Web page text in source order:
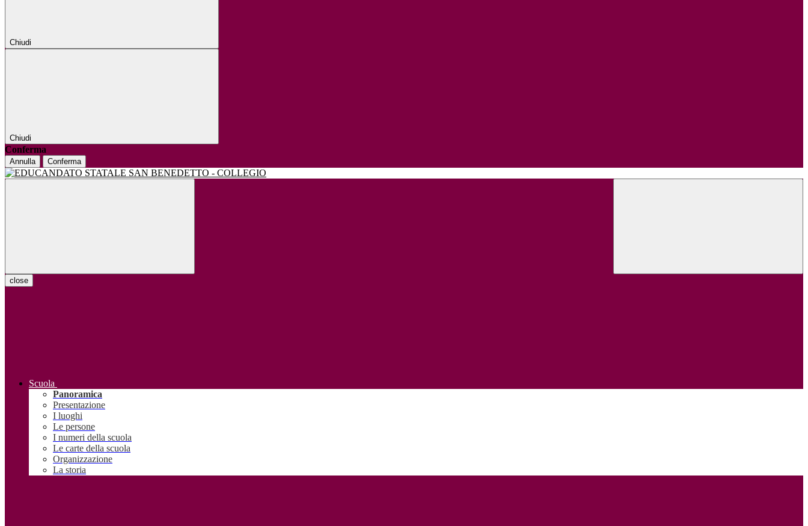
Chiudi
Chiudi
Conferma
Annulla Conferma
close
Scuola
Panoramica
Presentazione
I luoghi
Le persone
I numeri della scuola
Le carte della scuola
Organizzazione
La storia